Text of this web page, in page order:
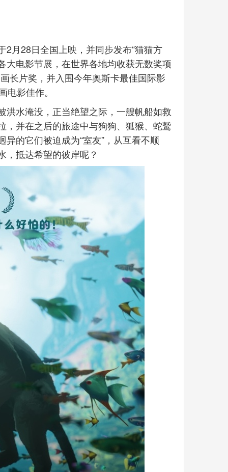
月28日全国上映，并同步发布“猫猫方
大电影节展，在世界各地均收获无数奖项
长片奖，并入围今年奥斯卡最佳国际影
影佳作。
洪水淹没，正当绝望之际，一艘帆船如救
，并在之后的旅途中与狗狗、狐猴、蛇鹫
的它们被迫成为“室友”，从互看不顺
，抵达希望的彼岸呢？